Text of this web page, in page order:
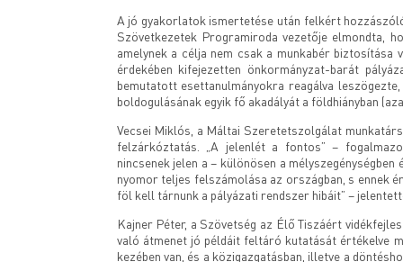
A jó gyakorlatok ismertetése után felkért
Szövetkezetek Programiroda vezetője elmondta,
amelynek a célja nem csak a munkabér biztosítása
érdekében kifejezetten önkormányzat-barát
bemutatott esettanulmányokra reagálva
boldogulásának egyik fő akadályát a földhiányban
Vecsei Miklós, a Máltai Szeretetszolgálat
felzárkóztatás. „A jelenlét a fontos” –
nincsenek jelen a – különösen a
nyomor teljes felszámolása az országban, s ennek
föl kell tárnunk a pályázati rendszer hibáit” –
Kajner Péter, a Szövetség az Élő Tiszáért
való átmenet jó példáit feltáró kutatását értékelve
kezében van, és a közigazgatásban, illetve a